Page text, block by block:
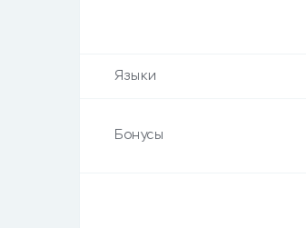
Языки
Бонусы